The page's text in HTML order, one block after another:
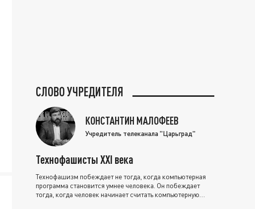
СЛОВО УЧРЕДИТЕЛЯ
КОНСТАНТИН МАЛОФЕЕВ
Учредитель телеканала "Царьград"
Технофашисты XXI века
Технофашизм побеждает не тогда, когда компьютерная
программа становится умнее человека. Он побеждает
тогда, когда человек начинает считать компьютерную